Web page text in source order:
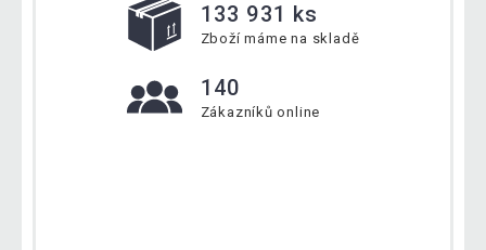
133 931 ks
Zboží máme na skladě
140
Zákazníků online